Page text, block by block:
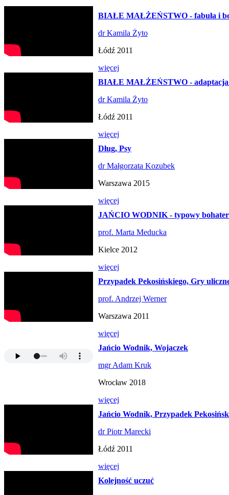
BIAŁE MAŁŻEŃSTWO - fabuła i
dr Kamila Żyto
Łódź 2011
więcej
BIAŁE MAŁŻEŃSTWO - adaptacja
dr Kamila Żyto
Łódź 2011
więcej
Dług, Psy
dr Małgorzata Kozubek
Warszawa 2015
więcej
JAŃCIO WODNIK - typowy
prof. Marta Meducka
Kielce 2012
więcej
Przypadek Pekosińskiego, Gry
prof. Andrzej Werner
Warszawa 2011
więcej
Jańcio Wodnik, Wojaczek
mgr Adam Kruk
Wrocław 2018
więcej
Jańcio Wodnik, Przypadek
dr Piotr Marecki
Łódź 2011
więcej
Kolejność uczuć